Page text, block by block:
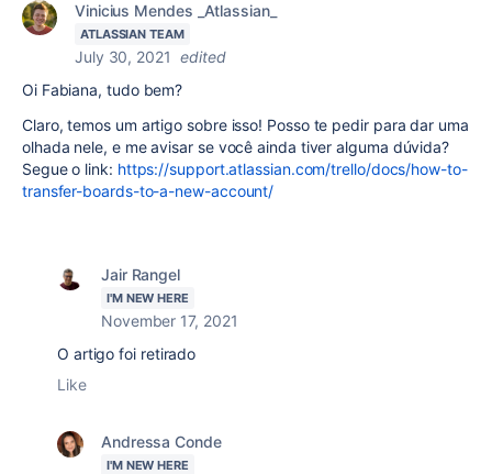
Vinicius Mendes _Atlassian_
ATLASSIAN TEAM
July 30, 2021 edited
Oi Fabiana, tudo bem?
Claro, temos um artigo sobre isso! Posso te pedir para dar uma
olhada nele, e me avisar se você ainda tiver alguma dúvida?
Segue o link: https://support.atlassian.com/trello/docs/how-to-
transfer-boards-to-a-new-account/
Jair Rangel
I'M NEW HERE
November 17, 2021
O artigo foi retirado
Like
Andressa Conde
I'M NEW HERE